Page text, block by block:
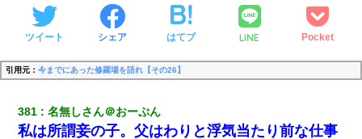
ツイート シェア はてブ LINE Pocket
引用元： 今までにあった修羅場を語れ【その26】
381 名無しさん＠おーぷん
私は所謂妾の子。父はわりと浮気当たり前な仕事